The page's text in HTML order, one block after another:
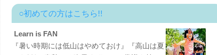
○初めての方はこちら!!
Learn is FAN
『暑い時期には低山はやめておけ』『高山は夏